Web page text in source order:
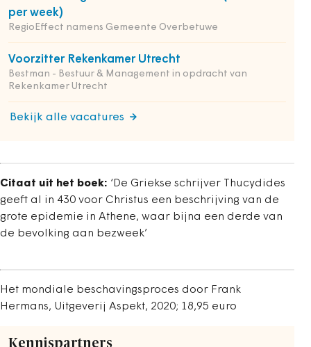
per week)
RegioEffect namens Gemeente Overbetuwe
Voorzitter Rekenkamer Utrecht
Bestman - Bestuur & Management in opdracht van
Rekenkamer Utrecht
Bekijk alle vacatures
Citaat uit het boek: ‘De Griekse schrijver Thucydides
geeft al in 430 voor Christus een beschrijving van de
grote epidemie in Athene, waar bijna een derde van
de bevolking aan bezweek’
Het mondiale beschavingsproces door Frank
Hermans, Uitgeverij Aspekt, 2020; 18,95 euro
Kennispartners